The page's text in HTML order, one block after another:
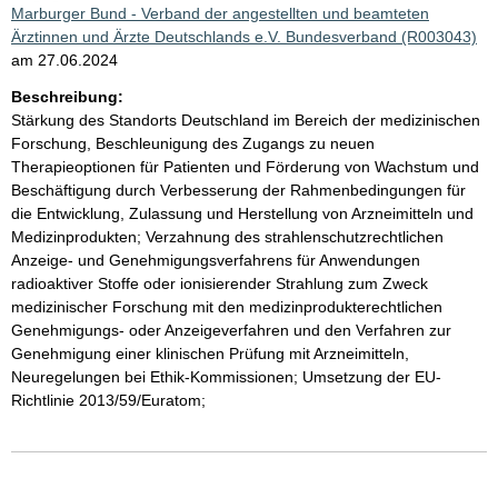
Marburger Bund - Verband der angestellten und beamteten
Ärztinnen und Ärzte Deutschlands e.V. Bundesverband (R003043)
am 27.06.2024
Beschreibung:
Stärkung des Standorts Deutschland im Bereich der medizinischen
Forschung, Beschleunigung des Zugangs zu neuen
Therapieoptionen für Patienten und Förderung von Wachstum und
Beschäftigung durch Verbesserung der Rahmenbedingungen für
die Entwicklung, Zulassung und Herstellung von Arzneimitteln und
Medizinprodukten; Verzahnung des strahlenschutzrechtlichen
Anzeige- und Genehmigungsverfahrens für Anwendungen
radioaktiver Stoffe oder ionisierender Strahlung zum Zweck
medizinischer Forschung mit den medizinprodukterechtlichen
Genehmigungs- oder Anzeigeverfahren und den Verfahren zur
Genehmigung einer klinischen Prüfung mit Arzneimitteln,
Neuregelungen bei Ethik-Kommissionen; Umsetzung der EU-
Richtlinie 2013/59/Euratom;